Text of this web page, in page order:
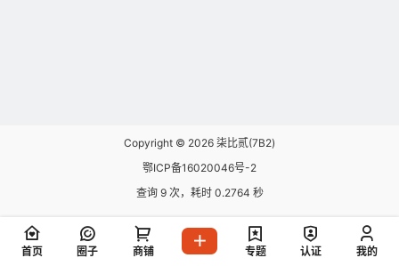
Copyright © 2026 柒比贰(7B2)
鄂ICP备16020046号-2
查询 9 次，耗时 0.2764 秒
首页 圈子 商铺 专题 认证 我的